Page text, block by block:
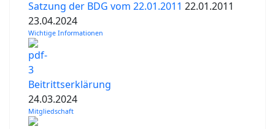
Satzung der BDG vom 22.01.2011 22.01.2011
23.04.2024
Wichtige Informationen
Beitrittserklärung
24.03.2024
Mitgliedschaft